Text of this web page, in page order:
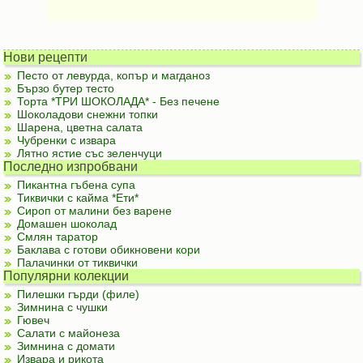
Нови рецепти
Песто от левурда, копър и магданоз
Бързо бутер тесто
Торта *ТРИ ШОКОЛАДА* - Без печене
Шоколадови снежни топки
Шарена, цветна салата
Чубренки с извара
Лятно ястие със зеленчуци
Последно изпробвани
Пикантна гъбена супа
Тиквички с кайма *Ети*
Сироп от малини без варене
Домашен шоколад
Смлян таратор
Баклава с готови обикновени кори
Палачинки от тиквички
Популярни колекции
Пилешки гърди (филе)
Зимнина с чушки
Гювеч
Салати с майонеза
Зимнина с домати
Извара и рикота